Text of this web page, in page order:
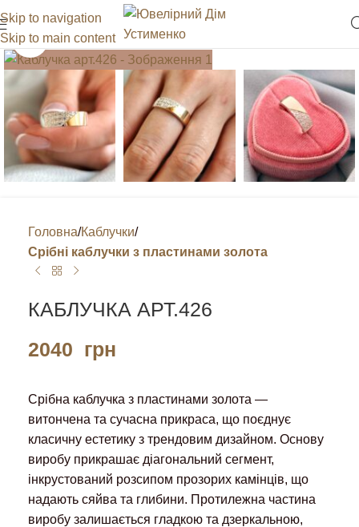
Skip to navigation
Skip to main content
Клацніть, щоб збільшити
Головна Каблучки
Срібні каблучки з пластинами золота
КАБЛУЧКА АРТ.426
2040 грн
Срібна каблучка з пластинами золота —
витончена та сучасна прикраса, що поєднує
класичну естетику з трендовим дизайном. Основу
виробу прикрашає діагональний сегмент,
інкрустований розсипом прозорих камінців, що
надають сяйва та глибини. Протилежна частина
виробу залишається гладкою та дзеркальною,